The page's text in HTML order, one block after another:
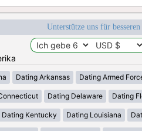
Unterstütze uns für
Dating Arkansas Dating Armed
Dating Delaware Dating
Dating Kentucky Dating Louisiana